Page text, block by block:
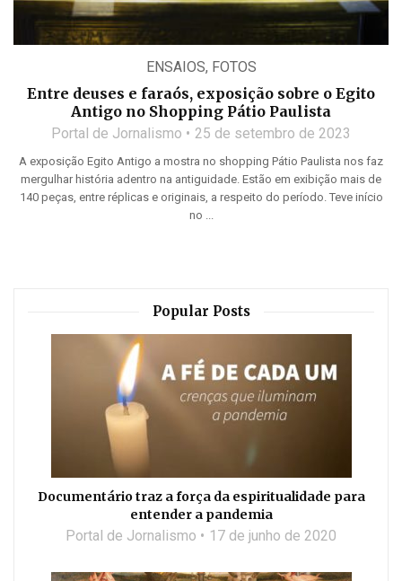
ENSAIOS, FOTOS
Entre deuses e faraós, exposição sobre o Egito
Antigo no Shopping Pátio Paulista
Portal de Jornalismo 25 de setembro de 2023
A exposição Egito Antigo a mostra no shopping Pátio Paulista nos faz
mergulhar história adentro na antiguidade. Estão em exibição mais de
140 peças, entre réplicas e originais, a respeito do período. Teve início
no ...
Popular Posts
Documentário traz a força da espiritualidade para
entender a pandemia
Portal de Jornalismo 17 de junho de 2020